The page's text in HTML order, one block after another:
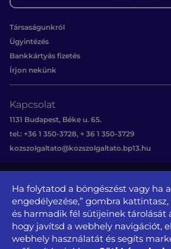
Társaságunkról
Ügyintézés
Bankkártyás fizetés
Írjon nekünk
Kapcsolat
1131 Budapest, Béke u. 65.
tel.: +36 1 350-3728, + 36 1 350-3729
kozszolgaltato@kozszolgaltato.bp13.hu
Adatvédelem és jogi
@ XIII. Kerületi
adatok
Ha folytatod a böngészést vagy ha
engedélyezése,” gombra
és harmadik fél sütijeinek tárolását
hogy javítsd a webhely navigációt,
webhely használatát és segíts